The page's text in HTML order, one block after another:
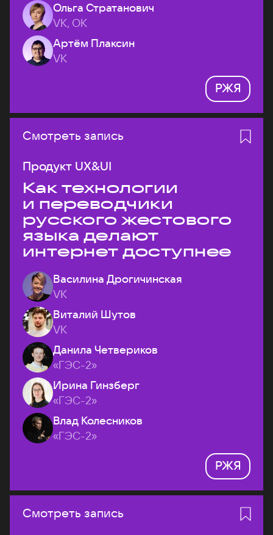
Ольга Стратанович
VK, ОК
Артём Плаксин
VK
РЖЯ
Смотреть запись
Продукт UX&UI
Как технологии
и переводчики
русского жестового
языка делают
интернет доступнее
Василина Дрогичинская
VK
Виталий Шутов
VK
Данила Четвериков
«ГЭС-2»
Ирина Гинзберг
«ГЭС-2»
Влад Колесников
«ГЭС-2»
РЖЯ
Смотреть запись